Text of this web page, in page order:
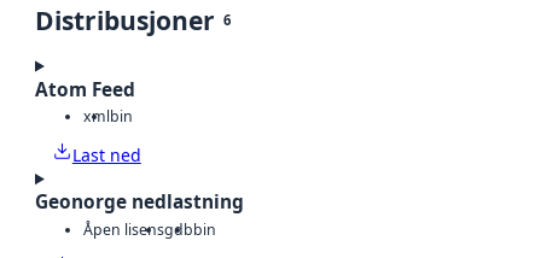
Distribusjoner 6
Atom Feed
xmlbin
Last ned
Geonorge nedlastning
Åpen lisensgdbbin